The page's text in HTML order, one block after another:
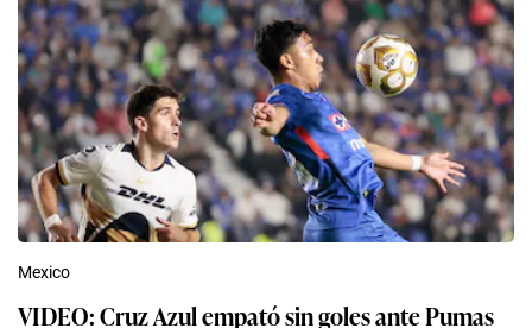
Mexico
VIDEO: Cruz Azul empató sin goles ante Pumas